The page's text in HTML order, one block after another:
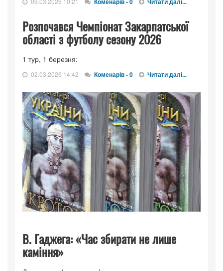
Розпочався Чемпіонат Закарпатської
області з футболу сезону 2026
1 тур, 1 березня:
02.03.2026 14:42 Коменарів - 0 Читати далі...
В. Гаджега: «Час збирати не лише
каміння»